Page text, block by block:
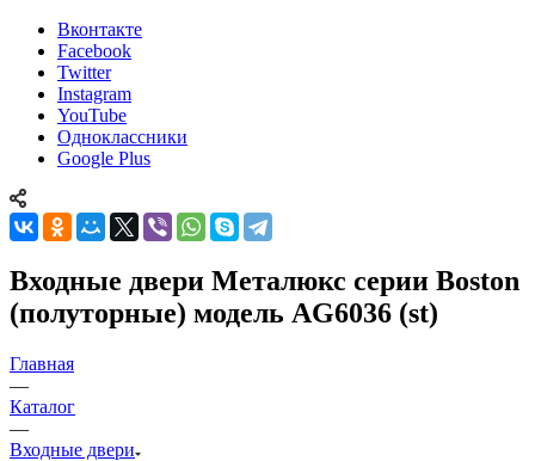
Вконтакте
Facebook
Twitter
Instagram
YouTube
Одноклассники
Google Plus
Входные двери Металюкс серии Boston
(полуторные) модель AG6036 (st)
Главная
—
Каталог
—
Входные двери